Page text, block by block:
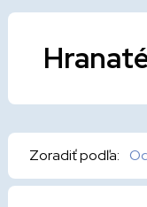
Zoradiť podľa: